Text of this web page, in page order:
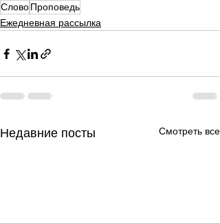
СловоПроповедь
Ежедневная рассылка
Недавние посты Смотреть все